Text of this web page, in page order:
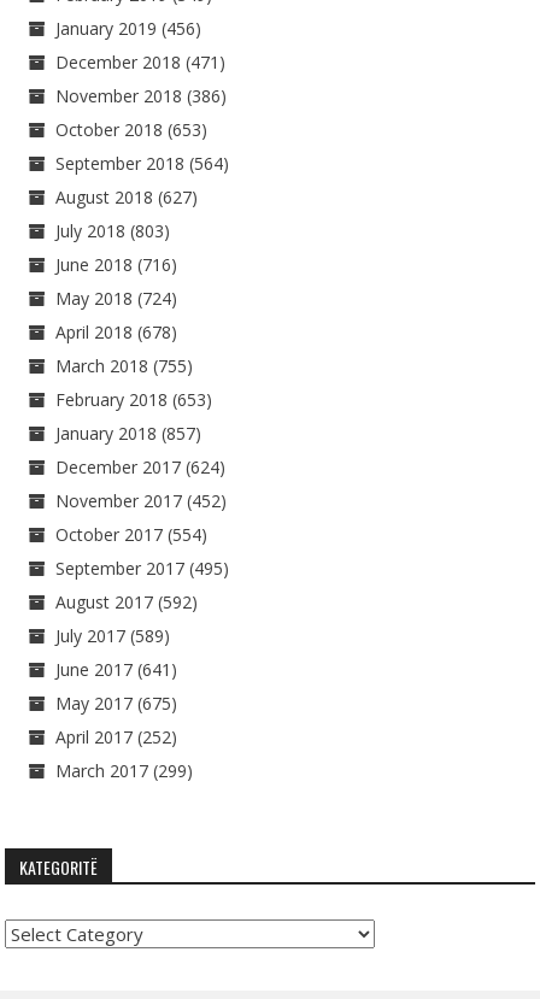
January 2019 (456)
December 2018 (471)
November 2018 (386)
October 2018 (653)
September 2018 (564)
August 2018 (627)
July 2018 (803)
June 2018 (716)
May 2018 (724)
April 2018 (678)
March 2018 (755)
February 2018 (653)
January 2018 (857)
December 2017 (624)
November 2017 (452)
October 2017 (554)
September 2017 (495)
August 2017 (592)
July 2017 (589)
June 2017 (641)
May 2017 (675)
April 2017 (252)
March 2017 (299)
KATEGORITË
Kategoritë